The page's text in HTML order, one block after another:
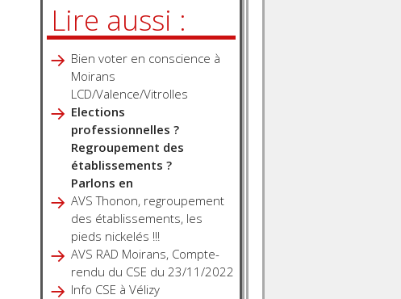
Lire aussi :
Bien voter en conscience à
Moirans
LCD/Valence/Vitrolles
Elections
professionnelles ?
Regroupement des
établissements ?
Parlons en
AVS Thonon, regroupement
des établissements, les
pieds nickelés !!!
AVS RAD Moirans, Compte-
rendu du CSE du 23/11/2022
Info CSE à Vélizy